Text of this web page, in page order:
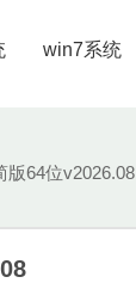
win7系统
版64位v2026.08